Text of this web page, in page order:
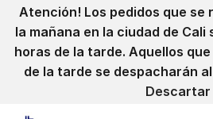
Atención! Los pedidos que se
la mañana en la ciudad de
horas de la tarde. Aquellos
de la tarde se despacharán
Descartar